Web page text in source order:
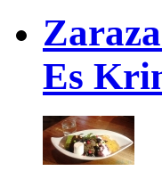
Es